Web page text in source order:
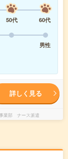
50代
60代
男性
詳しく見る
業部 ナース派遣